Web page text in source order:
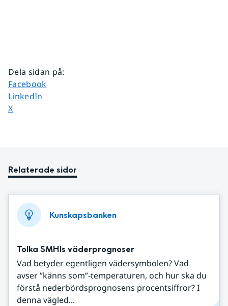
Dela sidan på:
Dela sidan på
Facebook
Dela sidan på
LinkedIn
Dela sidan på
X
Relaterade sidor
Kunskapsbanken
Tolka SMHIs väderprognoser
Vad betyder egentligen vädersymbolen? Vad
avser ”känns som”-temperaturen, och hur ska du
förstå nederbördsprognosens procentsiffror? I
denna vägled...